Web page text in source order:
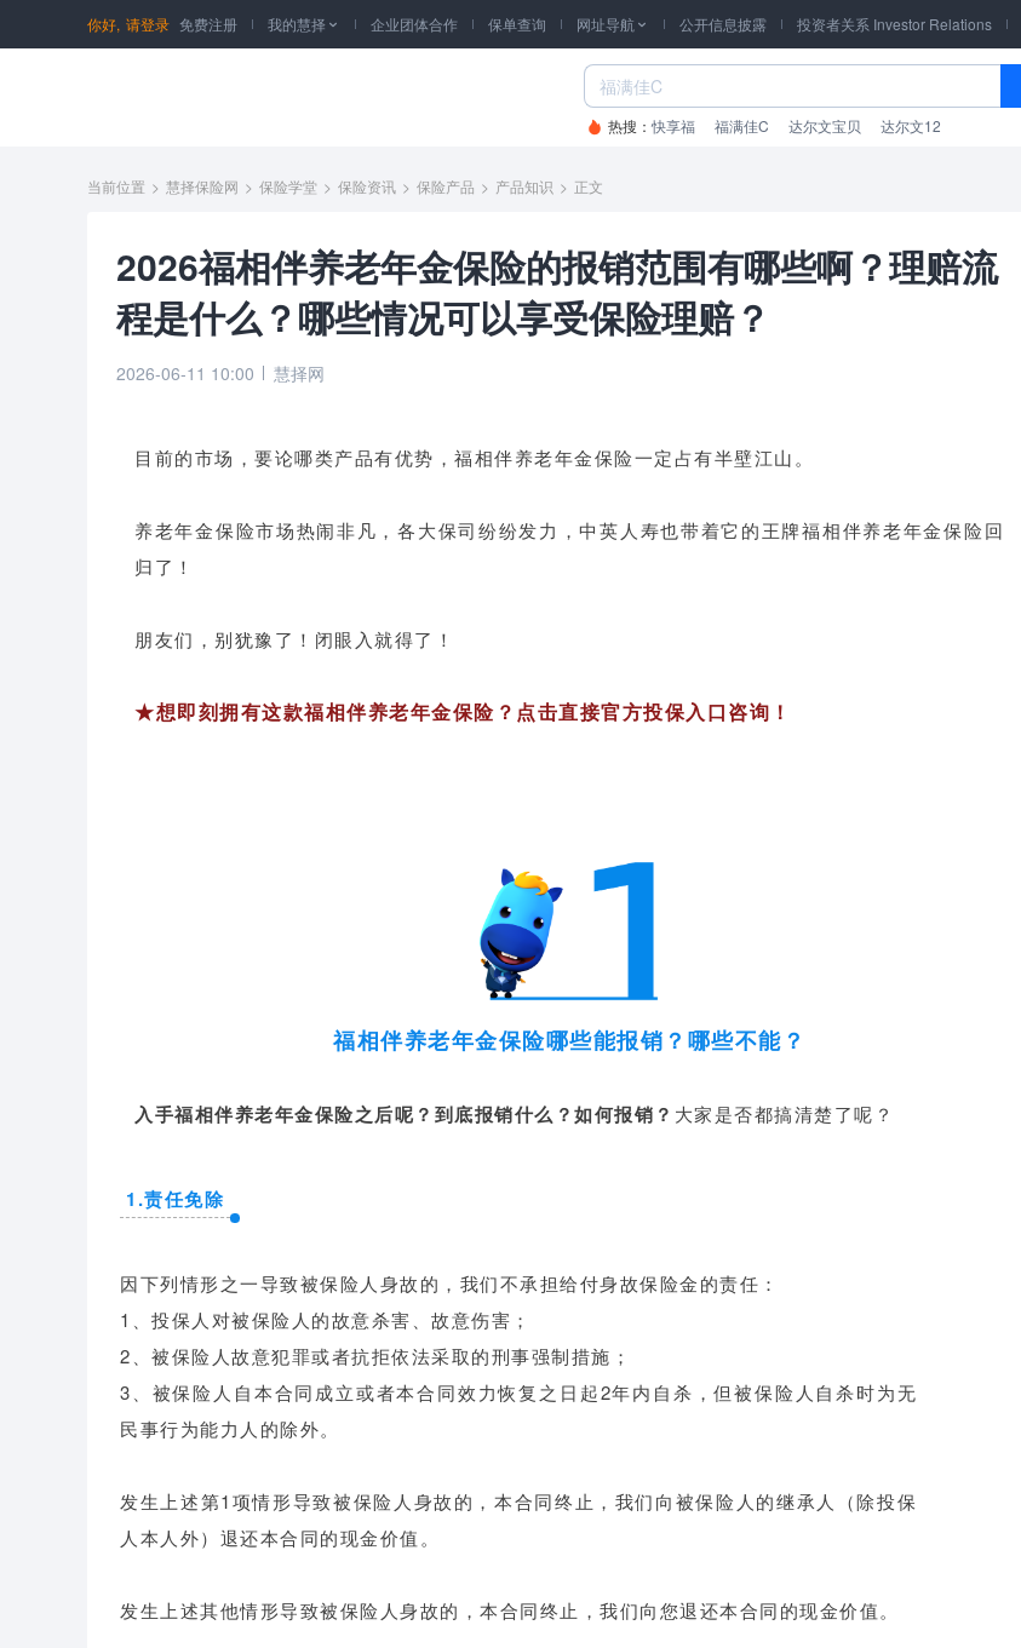
你好, 请登录 免费注册 我的慧择  企业团体合作 保单查询 网址导航  公开信息披露 投资者关系 Investor Relations
热搜：快享福 福满佳C 达尔文宝贝 达尔文12
当前位置 > 慧择保险网 > 保险学堂 > 保险资讯 > 保险产品 > 产品知识 > 正文
2026福相伴养老年金保险的报销范围有哪些啊？理赔流
程是什么？哪些情况可以享受保险理赔？
2026-06-11 10:00 慧择网
目前的市场，要论哪类产品有优势，福相伴养老年金保险一定占有半壁江山。
养老年金保险市场热闹非凡，各大保司纷纷发力，中英人寿也带着它的王牌福相伴养老年金保险回
归了！
朋友们，别犹豫了！闭眼入就得了！
★想即刻拥有这款福相伴养老年金保险？点击直接官方投保入口咨询！
福相伴养老年金保险哪些能报销？哪些不能？
入手福相伴养老年金保险之后呢？到底报销什么？如何报销？ 大家是否都搞清楚了呢？
1.责任免除
因下列情形之一导致被保险人身故的，我们不承担给付身故保险金的责任：
1、投保人对被保险人的故意杀害、故意伤害；
2、被保险人故意犯罪或者抗拒依法采取的刑事强制措施；
3、被保险人自本合同成立或者本合同效力恢复之日起2年内自杀，但被保险人自杀时为无
民事行为能力人的除外。
发生上述第1项情形导致被保险人身故的，本合同终止，我们向被保险人的继承人（除投保
人本人外）退还本合同的现金价值。
发生上述其他情形导致被保险人身故的，本合同终止，我们向您退还本合同的现金价值。